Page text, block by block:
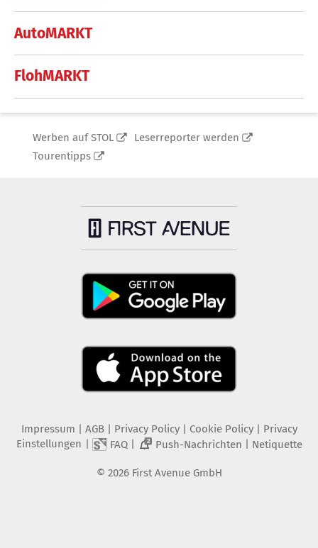
AutoMARKT
FlohMARKT
Werben auf STOL
Leserreporter werden
Tourentipps
Impressum | AGB | Privacy Policy| Cookie Policy| Privacy
Einstellungen | FAQ| 2 Push-Nachrichten | Netiquette
© 2026 First Avenue GmbH